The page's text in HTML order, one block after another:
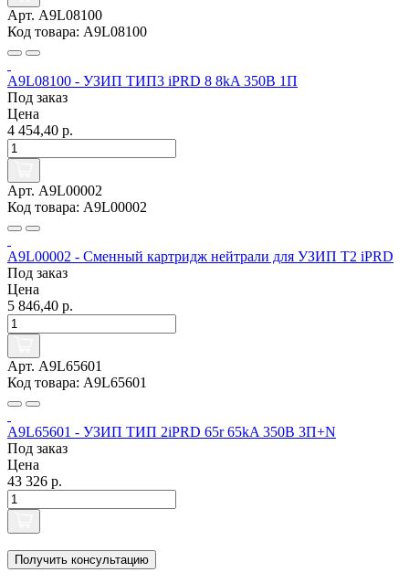
Арт. A9L08100
Код товара: A9L08100
A9L08100 - УЗИП ТИП3 iPRD 8 8kA 350В 1П
Под заказ
Цена
4 454,40 р.
Арт. A9L00002
Код товара: A9L00002
A9L00002 - Сменный картридж нейтрали для УЗИП Т2 iPRD
Под заказ
Цена
5 846,40 р.
Арт. A9L65601
Код товара: A9L65601
A9L65601 - УЗИП ТИП 2iPRD 65r 65kA 350В 3П+N
Под заказ
Цена
43 326 р.
Получить консультацию